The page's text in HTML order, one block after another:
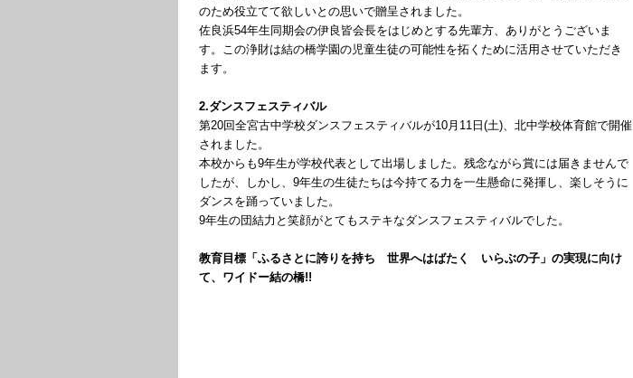
のため役立てて欲しいとの思いで贈呈されました。
佐良浜54年生同期会の伊良皆会長をはじめとする先輩方、ありがとうございま
す。この浄財は結の橋学園の児童生徒の可能性を拓くために活用させていただき
ます。
2.ダンスフェスティバル
第20回全宮古中学校ダンスフェスティバルが10月11日(土)、北中学校体育館で開催
されました。
本校からも9年生が学校代表として出場しました。残念ながら賞には届きませんで
したが、しかし、9年生の生徒たちは今持てる力を一生懸命に発揮し、楽しそうに
ダンスを踊っていました。
9年生の団結力と笑顔がとてもステキなダンスフェスティバルでした。
教育目標「ふるさとに誇りを持ち 世界へはばたく いらぶの子」の実現に向け
て、ワイドー結の橋!!